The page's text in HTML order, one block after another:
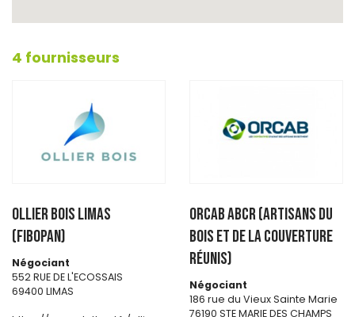
4 fournisseurs
OLLIER BOIS LIMAS
(FIBOPAN)
Négociant
552 RUE DE L'ECOSSAIS
69400 LIMAS
ORCAB ABCR (Artisans du
Bois et de la Couverture
Réunis)
Négociant
186 rue du Vieux Sainte Marie
76190 STE MARIE DES CHAMPS